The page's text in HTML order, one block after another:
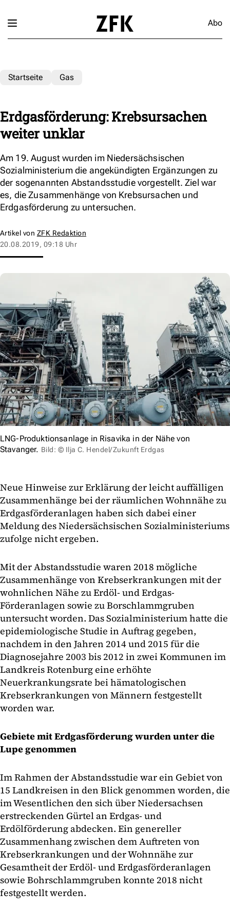
Abo
Startseite Gas
Erdgasförderung: Krebsursachen
weiter unklar
Am 19. August wurden im Niedersächsischen
Sozialministerium die angekündigten Ergänzungen zu
der sogenannten Abstandsstudie vorgestellt. Ziel war
es, die Zusammenhänge von Krebsursachen und
Erdgasförderung zu untersuchen.
Artikel von ZFK Redaktion
20.08.2019, 09:18 Uhr
LNG-Produktionsanlage in Risavika in der Nähe von
Stavanger. Bild: © Ilja C. Hendel/Zukunft Erdgas
Neue Hinweise zur Erklärung der leicht auffälligen
Zusammenhänge bei der räumlichen Wohnnähe zu
Erdgasförderanlagen haben sich dabei einer
Meldung des Niedersächsischen Sozialministeriums
zufolge nicht ergeben.
Mit der Abstandsstudie waren 2018 mögliche
Zusammenhänge von Krebserkrankungen mit der
wohnlichen Nähe zu Erdöl- und Erdgas-
Förderanlagen sowie zu Borschlammgruben
untersucht worden. Das Sozialministerium hatte die
epidemiologische Studie in Auftrag gegeben,
nachdem in den Jahren 2014 und 2015 für die
Diagnosejahre 2003 bis 2012 in zwei Kommunen im
Landkreis Rotenburg eine erhöhte
Neuerkrankungsrate bei hämatologischen
Krebserkrankungen von Männern festgestellt
worden war.
Gebiete mit Erdgasförderung wurden unter die
Lupe genommen
Im Rahmen der Abstandsstudie war ein Gebiet von
15 Landkreisen in den Blick genommen worden, die
im Wesentlichen den sich über Niedersachsen
erstreckenden Gürtel an Erdgas- und
Erdölförderung abdecken. Ein genereller
Zusammenhang zwischen dem Auftreten von
Krebserkrankungen und der Wohnnähe zur
Gesamtheit der Erdöl- und Erdgasförderanlagen
sowie Bohrschlammgruben konnte 2018 nicht
festgestellt werden.